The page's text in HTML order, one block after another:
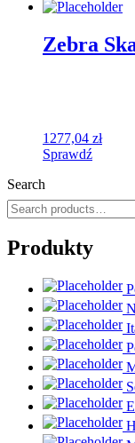
Zebra
1277,04 zł
Sprawdź
Search
Produkty